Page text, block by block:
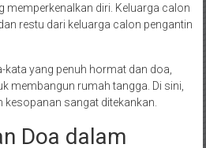
memperkenalkan diri. Keluarga calon
restu dari keluarga calon pengantin
kata yang penuh hormat dan doa,
membangun rumah tangga. Di sini,
sangat ditekankan.
Doa dalam